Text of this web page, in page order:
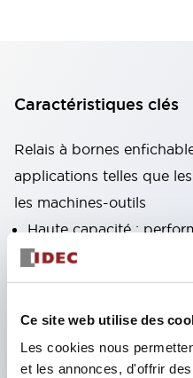
Ce site web utilise des
Les cookies nous
et les annonces, d'offrir
Caractéristiques clés
Relais à bornes
applications telles que
les machines-outils
Haute capacité :
stables même sous
l'utilisation de
Excellente durabilité :